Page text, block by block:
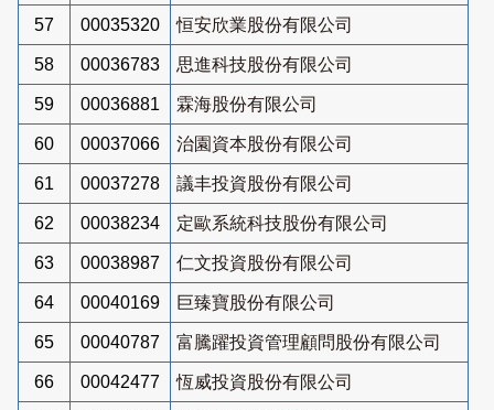
57 00035320 恒安欣業股份有限公司
58 00036783 思進科技股份有限公司
59 00036881 霖海股份有限公司
60 00037066 治園資本股份有限公司
61 00037278 議丰投資股份有限公司
62 00038234 定歐系統科技股份有限公司
63 00038987 仁文投資股份有限公司
64 00040169 巨臻寶股份有限公司
65 00040787 富騰躍投資管理顧問股份有限公司
66 00042477 恆威投資股份有限公司